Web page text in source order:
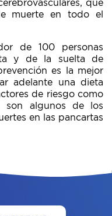
que
muerte en todo el
de 100 personas
y de la suelta de
es la mejor
adelante una dieta
de riesgo como
son algunos de los
en las pancartas